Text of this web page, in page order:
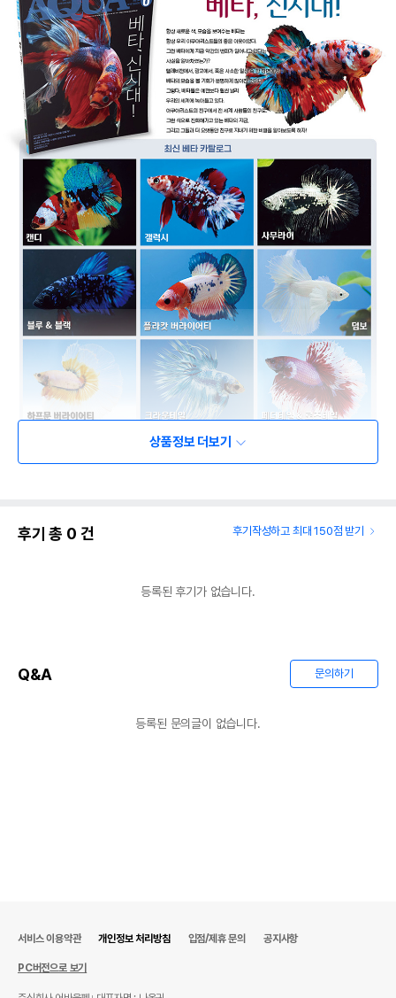
상품정보 더보기
후기 총 0 건 후기작성하고 최대 150점 받기
등록된 후기가 없습니다.
Q&A 문의하기
등록된 문의글이 없습니다.
서비스 이용약관 개인정보 처리방침 입점/제휴 문의 공지사항
PC버전으로 보기